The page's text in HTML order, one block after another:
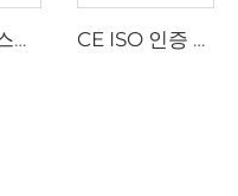
홍성 텐션 스프링 와이어 스타일 스테인리스 스틸 스프링 제작 CE ISO 인증 공장 메탈 스파이럴 소형 미니 더블 후크 익스텐션 스프링